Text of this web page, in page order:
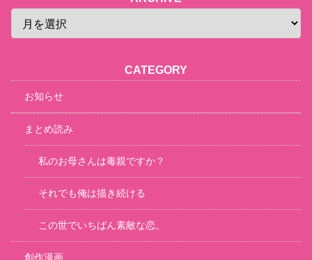
CATEGORY
お知らせ
まとめ読み
私のお母さんは毒親ですか？
それでも俺は描き続ける
この世でいちばん素敵な恋。
創作漫画